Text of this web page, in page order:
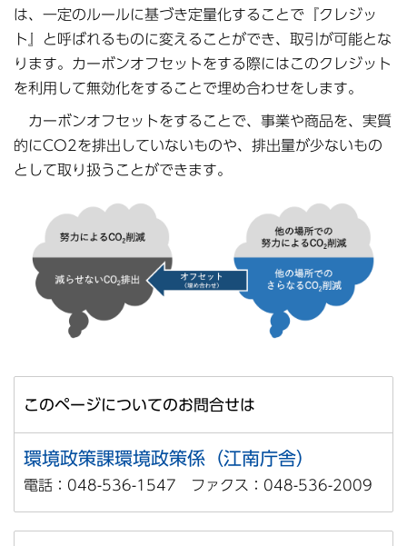
は、一定のルールに基づき定量化することで『クレジッ
ト』と呼ばれるものに変えることができ、取引が可能とな
ります。カーボンオフセットをする際にはこのクレジット
を利用して無効化をすることで埋め合わせをします。
カーボンオフセットをすることで、事業や商品を、実質
的にCO2を排出していないものや、排出量が少ないもの
として取り扱うことができます。
このページについてのお問合せは
環境政策課環境政策係（江南庁舎）
電話：048-536-1547 ファクス：048-536-2009